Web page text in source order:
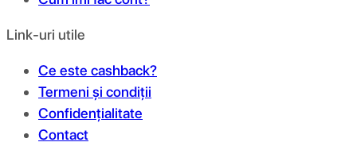
Link-uri utile
Ce este cashback?
Termeni și condiții
Confidențialitate
Contact